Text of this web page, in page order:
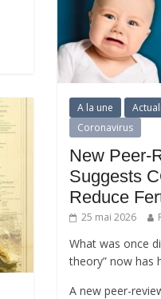
A la une
Coronavirus
New Peer-
Suggests
Reduce
25 mai 2026
What was once
theory” now has
A new peer-